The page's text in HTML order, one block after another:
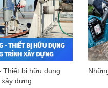
Thiết bị hữu dụng
dựng